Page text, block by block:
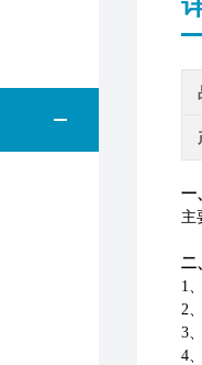
一
主
二
1
2
3
4